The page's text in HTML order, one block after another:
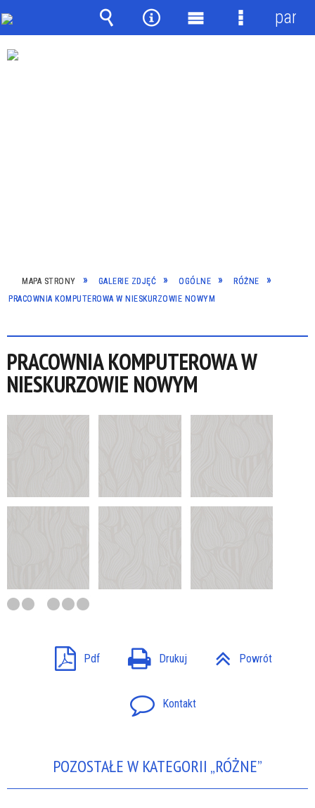
MAPA STRONY GALERIE ZDJĘĆ OGÓLNE
RÓŻNE
PRACOWNIA KOMPUTEROWA W NIESKURZOWIE NOWYM
PRACOWNIA KOMPUTEROWA W
NIESKURZOWIE NOWYM
Pdf Drukuj Powrót
Kontakt
POZOSTAŁE W KATEGORII „RÓŻNE”
Wyszukiwarka
Narzędzia
Menu Menu
panel